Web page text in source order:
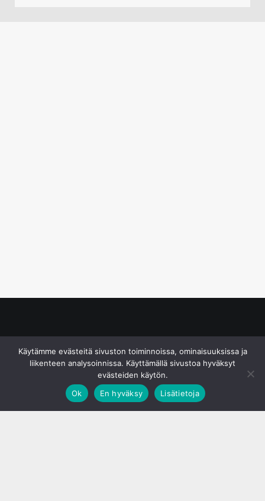
Käytämme evästeitä sivuston toiminnoissa, ominaisuuksissa ja
liikenteen analysoinnissa. Käyttämällä sivustoa hyväksyt
evästeiden käytön.
Ok
En hyväksy Lisätietoja